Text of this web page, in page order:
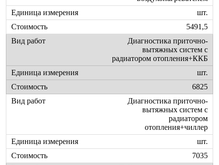
шт.
5491,5
Диагностика приточно-
вытяжных систем с
радиатором отопления+ККБ
шт.
6825
Диагностика приточно-
вытяжных систем с
радиатором
отопления+чиллер
шт.
7035